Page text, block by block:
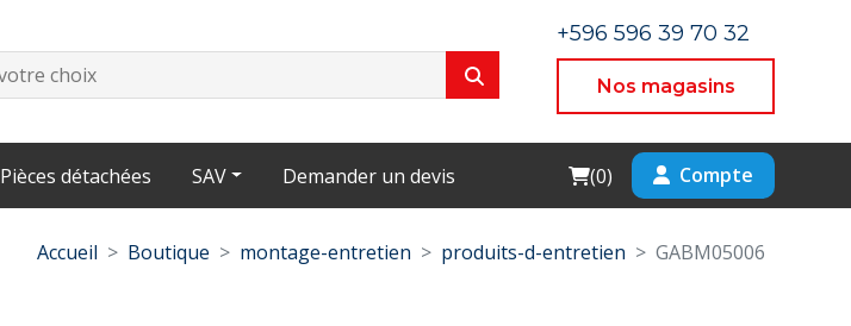
+596 596 39 70 32
Nos magasins
Pièces détachées SAV Demander un devis Cart
(0) Compte
Accueil Boutique montage-entretien produits-d-entretien GABM05006